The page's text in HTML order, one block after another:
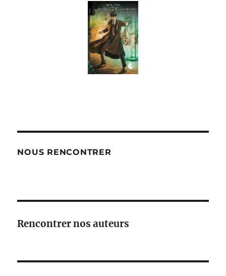
NOUS RENCONTRER
Rencontrer nos auteurs